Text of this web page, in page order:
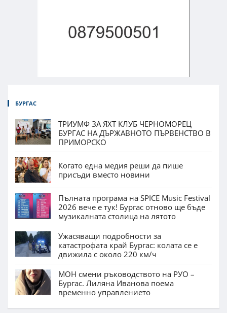
БУРГАС
ТРИУМФ ЗА ЯХТ КЛУБ ЧЕРНОМОРЕЦ
БУРГАС НА ДЪРЖАВНОТО ПЪРВЕНСТВО В
ПРИМОРСКО
Когато една медия реши да пише
присъди вместо новини
Пълната програма на SPICE Music Festival
2026 вече е тук! Бургас отново ще бъде
музикалната столица на лятото
Ужасяващи подробности за
катастрофата край Бургас: колата се е
движила с около 220 км/ч
МОН смени ръководството на РУО –
Бургас. Лиляна Иванова поема
временно управлението